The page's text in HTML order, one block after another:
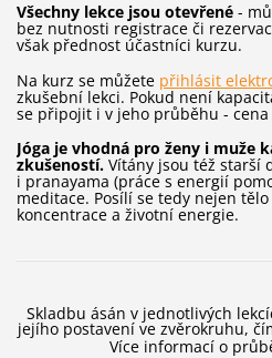
Všechny lekce jsou otevřené-
bez nutnosti registrace či
však přednost účastníci kurzu.
Na kurz se můžete přihlásit
zkušební lekci. Pokud není
se připojit i v jeho průběhu -
Jóga je vhodná pro ženy i muže
zkušeností.Vítány jsou též starší
i pranayama (práce s energií
meditace. Posílí se tedy nejen
koncentrace a životní energie.
Skladbu ásán v jednotlivých
jejího postavení ve zvěrokruhu,
Více informací o